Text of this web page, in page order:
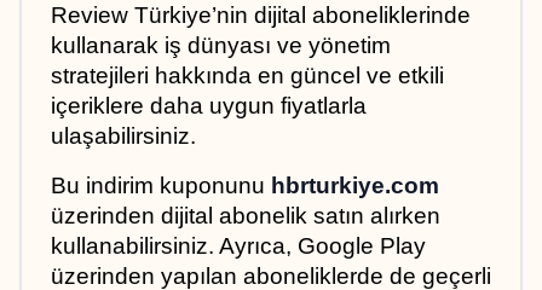
Review Türkiye’nin dijital aboneliklerinde
kullanarak iş dünyası ve yönetim
stratejileri hakkında en güncel ve etkili
içeriklere daha uygun fiyatlarla
ulaşabilirsiniz.
Bu indirim kuponunu hbrturkiye.com
üzerinden dijital abonelik satın alırken
kullanabilirsiniz. Ayrıca, Google Play
üzerinden yapılan aboneliklerde de geçerli